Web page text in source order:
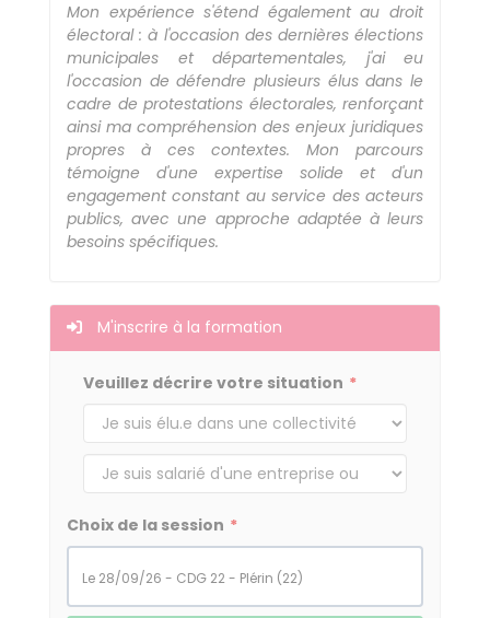
Mon expérience s'étend également au droit
électoral : à l'occasion des dernières élections
municipales et départementales, j'ai eu
l'occasion de défendre plusieurs élus dans le
cadre de protestations électorales, renforçant
ainsi ma compréhension des enjeux juridiques
propres à ces contextes. Mon parcours
témoigne d'une expertise solide et d'un
engagement constant au service des acteurs
publics, avec une approche adaptée à leurs
besoins spécifiques.
M'inscrire à la formation
Veuillez décrire votre situation
Choix de la session
le 28/09/26 - CDG 22 - Plérin (22)